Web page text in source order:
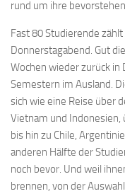
rund um ihre
Fast 80 Studierende
Donnerstagabend. Gut
Wochen wieder zurück in
Semestern im Ausland.
sich wie eine Reise über
Vietnam und Indonesien,
bis hin zu Chile,
anderen Hälfte der
noch bevor. Und weil
brennen, von der